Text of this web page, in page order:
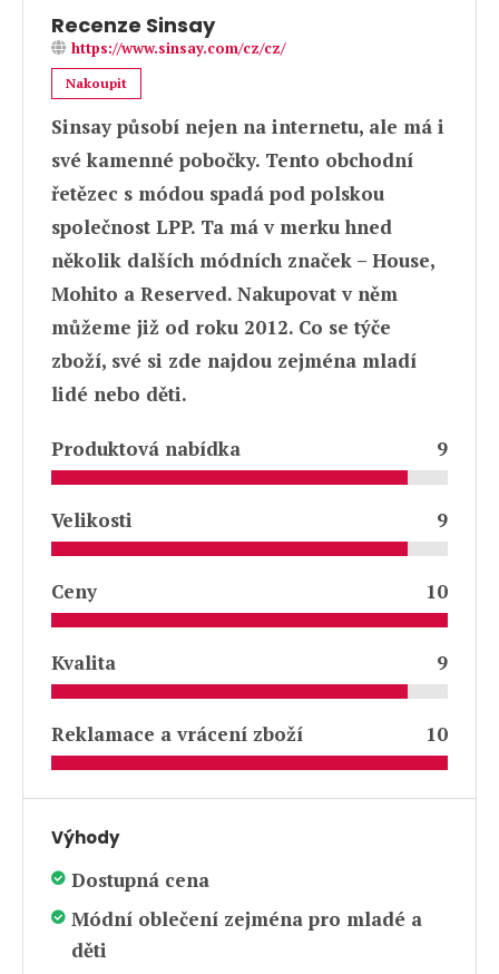
Recenze Sinsay
https://www.sinsay.com/cz/cz/
Nakoupit
Sinsay působí nejen na internetu, ale má i
své kamenné pobočky. Tento obchodní
řetězec s módou spadá pod polskou
společnost LPP. Ta má v merku hned
několik dalších módních značek – House,
Mohito a Reserved. Nakupovat v něm
můžeme již od roku 2012. Co se týče
zboží, své si zde najdou zejména mladí
lidé nebo děti.
Produktová nabídka 9
Velikosti 9
Ceny 10
Kvalita 9
Reklamace a vrácení zboží 10
Výhody
Dostupná cena
Módní oblečení zejména pro mladé a
děti